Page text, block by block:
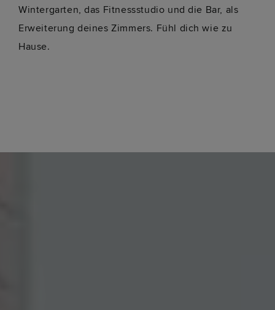
Wintergarten, das Fitnessstudio und die Bar, als
Erweiterung deines Zimmers. Fühl dich wie zu
Hause.